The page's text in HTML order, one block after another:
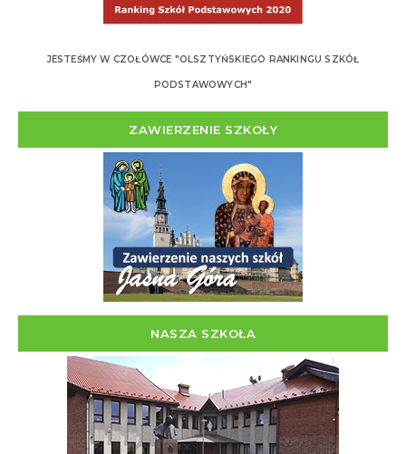
JESTEŚMY W CZOŁÓWCE "OLSZTYŃSKIEGO RANKINGU SZKÓŁ
PODSTAWOWYCH"
ZAWIERZENIE SZKOŁY
NASZA SZKOŁA